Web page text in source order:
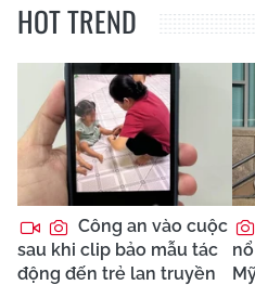
HOT TREND
Công an vào cuộc
sau khi clip bảo mẫu tác
động đến trẻ lan truyền